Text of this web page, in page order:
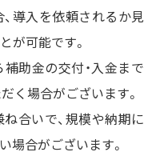
導入を依頼されるか見
が可能です。
助金の交付・入金まで
く場合がございます。
合いで、規模や納期に
場合がございます。